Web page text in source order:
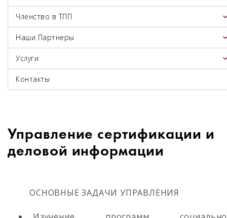
Членство в ТПП
Наши Партнеры
Услуги
Контакты
Управление сертификации и
деловой информации
ОСНОВНЫЕ ЗАДАЧИ УПРАВЛЕНИЯ